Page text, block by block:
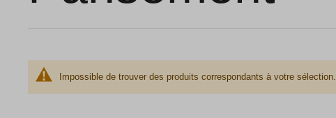
Impossible de trouver des produits correspondants à votre sélection.